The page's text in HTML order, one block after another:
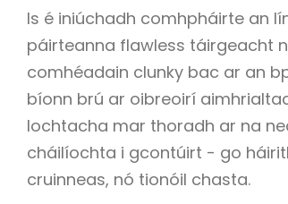
Is é iniúchadh comhpháirte an
páirteanna flawless táirgeacht
comhéadain clunky bac ar an
bíonn brú ar oibreoirí
lochtacha mar thoradh ar na
cháilíochta i gcontúirt - go
cruinneas, nó tionóil chasta.